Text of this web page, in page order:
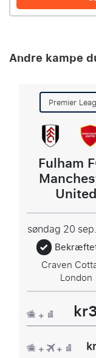
Andre kampe
Premier
Fulham
United
søndag 20 sep.
Craven
London